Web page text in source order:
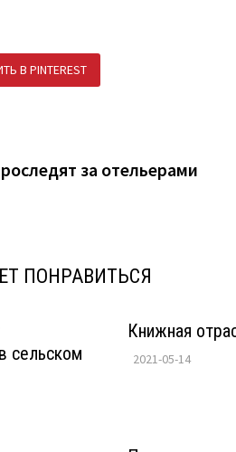
В PINTEREST
за отельерами
ПОНРАВИТЬСЯ
сельском
Книжная
2021-05-14